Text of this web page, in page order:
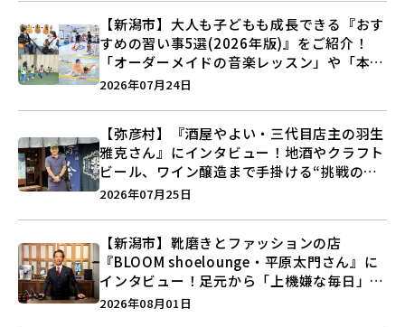
【新潟市】大人も子どもも成長できる『おす
すめの習い事5選(2026年版)』をご紹介！
「オーダーメイドの音楽レッスン」や「本格
キックボクシング」で新しい自分を見つけよ
2026年07月24日
【弥彦村】『酒屋やよい・三代目店主の羽生
雅克さん』にインタビュー！地酒やクラフト
ビール、ワイン醸造まで手掛ける“挑戦の歴
史”に迫る♪
2026年07月25日
【新潟市】靴磨きとファッションの店
『BLOOM shoelounge・平原太門さん』に
インタビュー！足元から「上機嫌な毎日」を
つくる装いの提案とは？
2026年08月01日